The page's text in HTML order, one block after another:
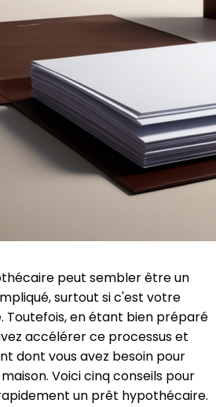
peut sembler être un
surtout si c'est votre
Toutefois, en étant bien préparé
accélérer ce processus et
dont vous avez besoin pour
Voici cinq conseils pour
un prêt hypothécaire.